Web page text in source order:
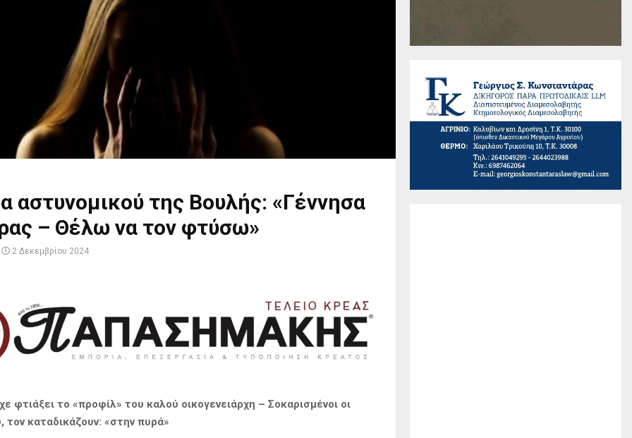
αστυνομικού της Βουλής: «Γέννησα
– Θέλω να τον φτύσω»
2 Δεκεμβρίου 2024
φτιάξει το «προφίλ» του καλού οικογενειάρχη – Σοκαρισμένοι οι
τον καταδικάζουν: «στην πυρά»